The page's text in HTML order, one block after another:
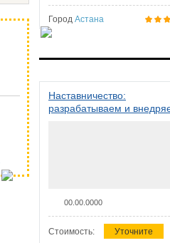
Город Астана
Наставничество:
разрабатываем и
00.00.0000
Стоимость: Уточните